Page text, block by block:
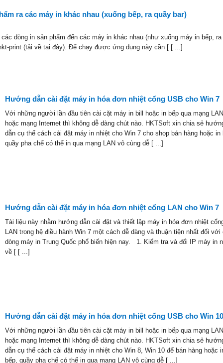
ra các máy in khác nhau (xuống bếp, ra quầy bar)
dòng in sản phẩm đến các máy in khác nhau (như xuống máy in bếp, ra
print (tải về tại đây). Để chạy được ứng dụng này cần [ [ ...]
Hướng dẫn cài đặt máy in hóa đơn nhiệt cổng USB cho Win 7
Với những người lần đầu tiên cài cặt máy in bill hoặc in bếp qua mạng LAN
hoặc mạng Internet thì không dễ dàng chút nào. HKTSoft xin chia sẻ
dẫn cụ thể cách cài đặt máy in nhiệt cho Win 7 cho shop bán hàng hoặc in
quầy pha chế có thể in qua mạng LAN vô cùng dễ [ ...]
Hướng dẫn cài đặt máy in hóa đơn nhiệt cổng LAN cho Win 7
Tài liệu này nhằm hướng dẫn cài đặt và thiết lập máy in hóa đơn nhiệt
LAN trong hệ điều hành Win 7 một cách dễ dàng và thuận tiện nhất đối với
dòng máy in Trung Quốc phổ biến hiện nay. 1. Kiểm tra và đổi IP máy in
về [ [ ...]
Hướng dẫn cài đặt máy in hóa đơn nhiệt cổng USB cho Win 10
Với những người lần đầu tiên cài cặt máy in bill hoặc in bếp qua mạng LAN
hoặc mạng Internet thì không dễ dàng chút nào. HKTSoft xin chia sẻ
dẫn cụ thể cách cài đặt máy in nhiệt cho Win 8, Win 10 để bán hàng hoặc
bếp, quầy pha chế có thể in qua mạng LAN vô cùng dễ [ ...]